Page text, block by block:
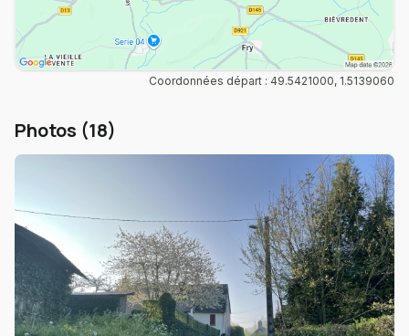
Coordonnées départ : 49.5421000, 1.5139060
Photos (18)